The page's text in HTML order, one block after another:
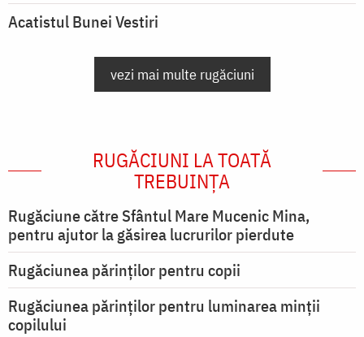
Acatistul Bunei Vestiri
vezi mai multe rugăciuni
RUGĂCIUNI LA TOATĂ
TREBUINȚA
Rugăciune către Sfântul Mare Mucenic Mina,
pentru ajutor la găsirea lucrurilor pierdute
Rugăciunea părinților pentru copii
Rugăciunea părinților pentru luminarea minţii
copilului